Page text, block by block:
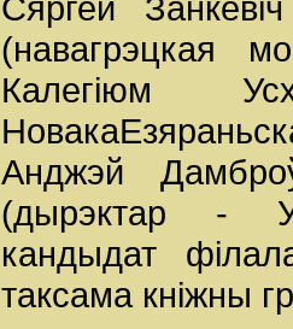
(навагрэцкая
Калегіюм
Анджэй
(дырэктар -
кандыдат
таксама кніжны